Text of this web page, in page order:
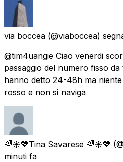
via boccea (@viaboccea)
@tim4uangie Ciao venerdi
passaggio del numero fisso
hanno detto 24-48h ma
rosso e non si naviga
🌈☀️💖Tina Savarese 🌈☀️💖
minuti fa